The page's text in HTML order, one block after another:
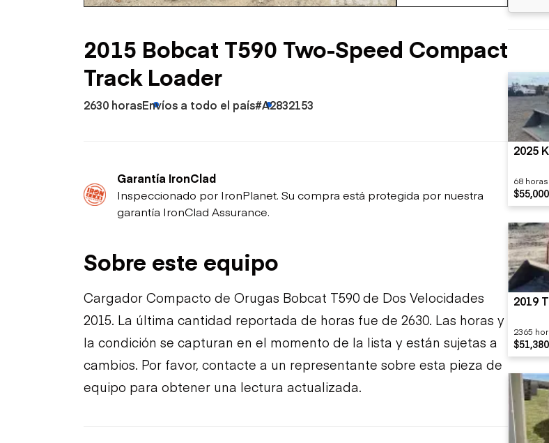
Minicargadoras
Omitir cargadores
Trailers
Remolques de
plataforma
Remolques de
2015 Bobcat T590 Two-Speed Compact
Track Loader
2630 horasEnvíos a todo el país#A2832153
Garantía IronClad
Inspeccionado por IronPlanet. Su compra está protegida por nuestra
garantía IronClad Assurance.
Sobre este equipo
Cargador Compacto de Orugas Bobcat T590 de Dos Velocidades
2015. La última cantidad reportada de horas fue de 2630. Las horas y
la condición se capturan en el momento de la lista y están sujetas a
cambios. Por favor, contacte a un representante sobre esta pieza de
equipo para obtener una lectura actualizada.
2025
68 horas
$55,000
2019
2365
$51,380